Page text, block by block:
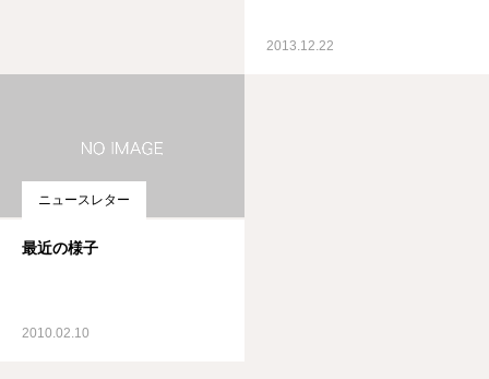
2013.12.22
ニュースレター
最近の様子
2010.02.10